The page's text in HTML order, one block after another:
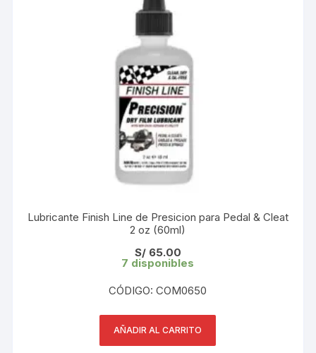
Lubricante Finish Line de Presicion para Pedal & Cleat
2 oz (60ml)
S/65.00
7 disponibles
CÓDIGO: COM0650
AÑADIR AL CARRITO